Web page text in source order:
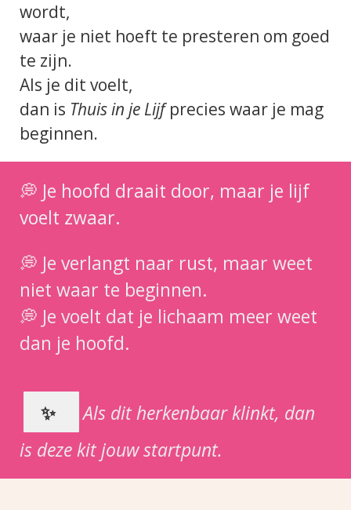
wordt,
waar je niet hoeft te presteren om goed
te zijn.
Als je dit voelt,
dan is Thuis in je Lijfprecies waar je mag
beginnen.
💭 Je hoofd draait door, maar je lijf
voelt zwaar.
💭 Je verlangt naar rust, maar weet
niet waar te beginnen.
💭 Je voelt dat je lichaam meer weet
dan je hoofd.
✨
Als dit herkenbaar klinkt, dan
is deze kit jouw startpunt.